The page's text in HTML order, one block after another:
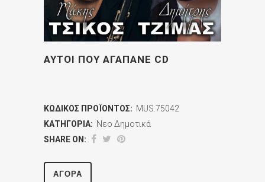
ΑΥΤΟΙ ΠΟΥ ΑΓΑΠΑΝΕ CD
ΚΩΔΙΚΌΣ ΠΡΟΪΌΝΤΟΣ: MUS.75042
ΚΑΤΗΓΟΡΊΑ: Νεο Δημοτικά
SHARE ON:
ΑΓΟΡΆ